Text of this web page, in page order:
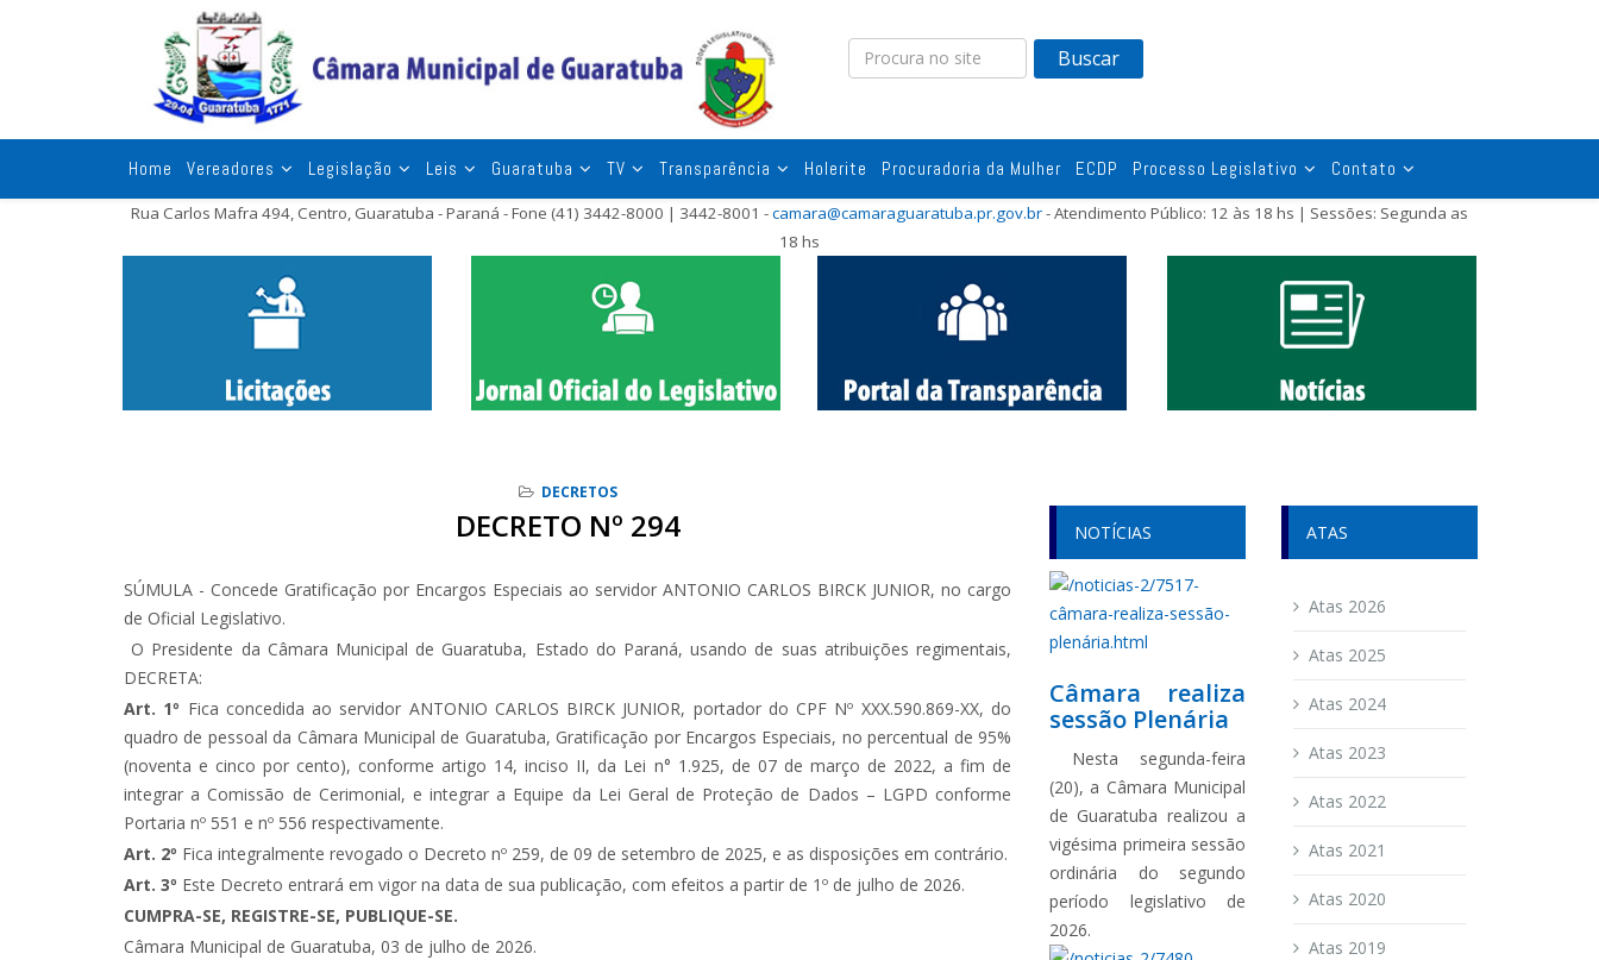
Buscar
Home Vereadores Legislação Leis Guaratuba TV Transparência Holerite Procuradoria da Mulher ECDP Processo Legislativo Contato
Rua Carlos Mafra 494, Centro, Guaratuba - Paraná - Fone (41) 3442-8000 | 3442-8001 -camara@camaraguaratuba.pr.gov.br- Atendimento Público: 12 às 18 hs | Sessões: Segunda as
18 hs
DECRETOS
DECRETO Nº 294
SÚMULA - Concede Gratificação por Encargos Especiais ao servidor ANTONIO CARLOS BIRCK JUNIOR, no cargo
de Oficial Legislativo.
O Presidente da Câmara Municipal de Guaratuba, Estado do Paraná, usando de suas atribuições regimentais,
DECRETA:
Art. 1º Fica concedida ao servidor ANTONIO CARLOS BIRCK JUNIOR, portador do CPF Nº XXX.590.869-XX, do
quadro de pessoal da Câmara Municipal de Guaratuba, Gratificação por Encargos Especiais, no percentual de 95%
(noventa e cinco por cento), conforme artigo 14, inciso II, da Lei n° 1.925, de 07 de março de 2022, a fim de
integrar a Comissão de Cerimonial, e integrar a Equipe da Lei Geral de Proteção de Dados – LGPD conforme
Portaria nº 551 e nº 556 respectivamente.
Art. 2º Fica integralmente revogado o Decreto nº 259, de 09 de setembro de 2025, e as disposições em contrário.
Art. 3º Este Decreto entrará em vigor na data de sua publicação, com efeitos a partir de 1º de julho de 2026.
CUMPRA-SE, REGISTRE-SE, PUBLIQUE-SE.
Câmara Municipal de Guaratuba, 03 de julho de 2026.
NOTÍCIAS
Câmara realiza
sessão Plenária
Nesta segunda-feira
(20), a Câmara Municipal
de Guaratuba realizou a
vigésima primeira sessão
ordinária do segundo
período legislativo de
2026.
ATAS
Atas 2026
Atas 2025
Atas 2024
Atas 2023
Atas 2022
Atas 2021
Atas 2020
Atas 2019